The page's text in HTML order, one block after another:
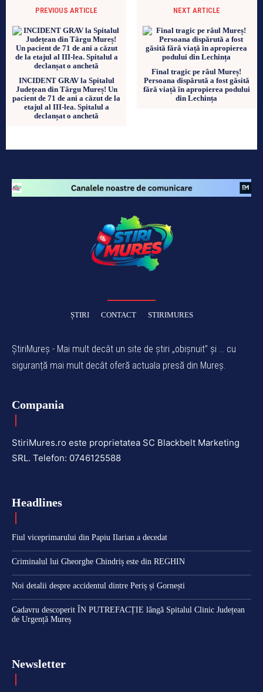
PREVIOUS ARTICLE
INCIDENT GRAV la Spitalul
Județean din Târgu Mureș! Un
pacient de 71 de ani a căzut de la
etajul al III-lea. Spitalul a
declanșat o anchetă
NEXT ARTICLE
Final tragic pe râul Mureș!
Persoana dispărută a fost găsită
fără viață în apropierea podului
din Lechința
ȘTIRI CONTACT STIRIMURES
ȘtiriMureș - Mai mult decât un site de știri „obișnuit” și ... cu
siguranță mai mult decât oferă actuala presă din Mureș.
Compania
StiriMures.ro este proprietatea SC Blackbelt Marketing
SRL. Telefon: 0746125588
Headlines
Fiul viceprimarului din Papiu Ilarian a decedat
Criminalul lui Gheorghe Chindriș este din REGHIN
Noi detalii despre accidentul dintre Periș și Gornești
Cadavru descoperit ÎN PUTREFACȚIE lângă Spitalul Clinic Județean
de Urgență Mureș
Newsletter